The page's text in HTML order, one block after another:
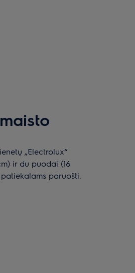
„Electrolux“
ir du puodai (16
paruošti.